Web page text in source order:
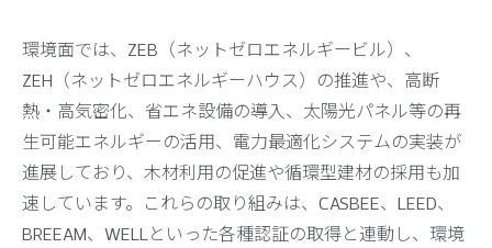
環境面では、ZEB（ネットゼロエネルギービル）、
ZEH（ネットゼロエネルギーハウス）の推進や、高断
熱・高気密化、省エネ設備の導入、太陽光パネル等の再
生可能エネルギーの活用、電力最適化システムの実装が
進展しており、木材利用の促進や循環型建材の採用も加
速しています。これらの取り組みは、CASBEE、LEED、
BREEAM、WELLといった各種認証の取得と連動し、環境